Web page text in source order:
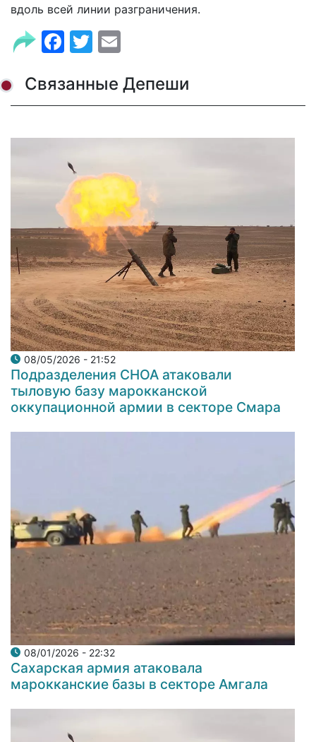
вдоль всей линии разграничения.
Facebook
Twitter
Связанные Депеши
08/05/2026 - 21:52
Подразделения СНОА атаковали
тыловую базу марокканской
оккупационной армии в секторе Смара
08/01/2026 - 22:32
Сахарская армия атаковала
марокканские базы в секторе Амгала